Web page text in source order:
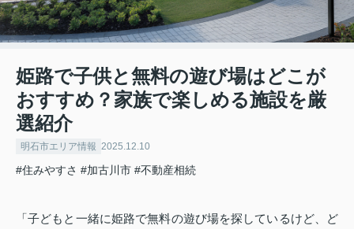
姫路で子供と無料の遊び場はどこが
おすすめ？家族で楽しめる施設を厳
選紹介
明石市エリア情報 2025.12.10
#住みやすさ #加古川市 #不動産相続
「子どもと一緒に姫路で無料の遊び場を探しているけど、ど